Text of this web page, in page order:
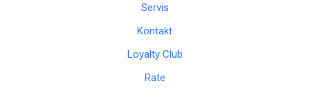
Servis
Kontakt
Loyalty Club
Rate